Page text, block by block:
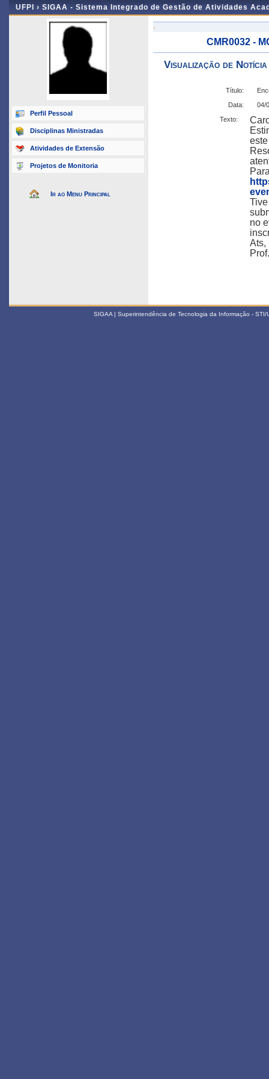
UFPI › SIGAA - Sistema Integrado de Gestão de Atividades
Perfil Pessoal
Disciplinas Ministradas
Atividades de Extensão
Projetos de Monitoria
Ir ao Menu Principal
-
CMR0032 -
Visualização de Notícia
Título:
Data:
04/
Texto:
no
Ats,
SIGAA | Superintendência de Tecnologia da Informação -